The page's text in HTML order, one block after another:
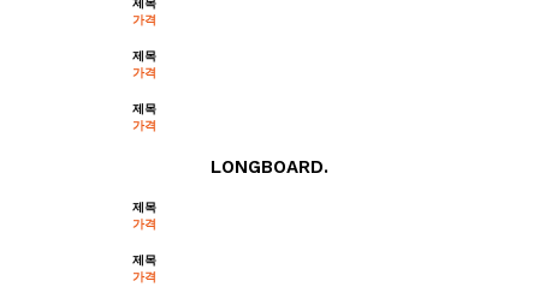
제목
가격
제목
가격
제목
가격
LONGBOARD.
제목
가격
제목
가격